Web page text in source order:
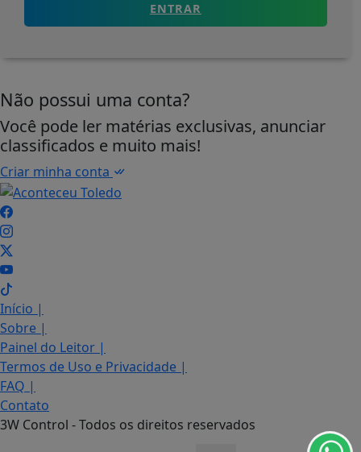
ENTRAR
Não possui uma conta?
Você pode ler matérias exclusivas, anunciar
classificados e muito mais!
Criar minha conta
Início |
Sobre |
Painel do Leitor |
Termos de Uso e Privacidade |
FAQ |
Contato
3W Control - Todos os direitos reservados
Termos de Uso e Privacidade
Esse site utiliza cookies para melhorar sua
experiência de navegação. Ao continuar o acesso,
entendemos que você concorda com nossos Termos
de Uso e Privacidade.